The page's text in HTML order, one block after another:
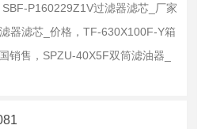
P160229Z1V过滤器滤芯_厂家
器滤芯_价格，TF-630X100F-Y箱
销售，SPZU-40X5F双筒滤油器_